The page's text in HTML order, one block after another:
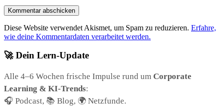
Diese Website verwendet Akismet, um Spam zu reduzieren. Erfahre,
wie deine Kommentardaten verarbeitet werden.
🚀 Dein Lern-Update
Alle 4–6 Wochen frische Impulse rund um Corporate
Learning & KI-Trends:
🎧 Podcast, 📚 Blog, 🌍 Netzfunde.